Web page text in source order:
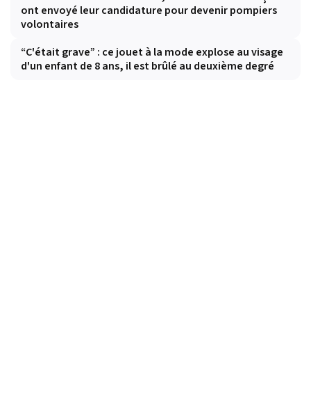
ont envoyé leur candidature pour devenir pompiers
volontaires
“C'était grave” : ce jouet à la mode explose au visage
d'un enfant de 8 ans, il est brûlé au deuxième degré